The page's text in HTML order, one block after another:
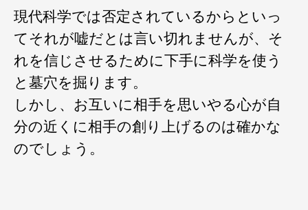
現代科学では否定されているからといっ
てそれが嘘だとは言い切れませんが、そ
れを信じさせるために下手に科学を使う
と墓穴を掘ります。
しかし、お互いに相手を思いやる心が自
分の近くに相手の創り上げるのは確かな
のでしょう。